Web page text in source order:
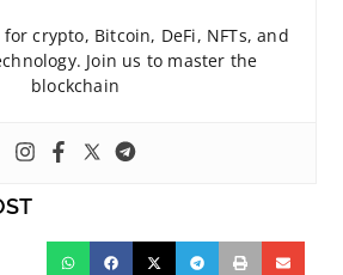
crypto, Bitcoin, DeFi, NFTs, and
Join us to master the
blockchain